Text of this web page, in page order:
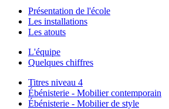
Présentation de l'école
Les installations
Les atouts
L'équipe
Quelques chiffres
Titres niveau 4
Ébénisterie - Mobilier contemporain
Ébénisterie - Mobilier de style